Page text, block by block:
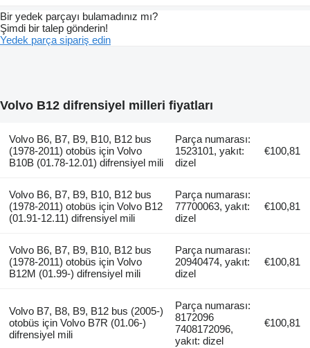
Bir yedek parçayı bulamadınız mı?
Şimdi bir talep gönderin!
Yedek parça sipariş edin
Volvo B12 difrensiyel milleri fiyatları
Volvo B6, B7, B9, B10, B12 bus
(1978-2011) otobüs için Volvo
B10B (01.78-12.01) difrensiyel mili
Parça numarası:
1523101, yakıt:
dizel
€100,81
Volvo B6, B7, B9, B10, B12 bus
(1978-2011) otobüs için Volvo B12
(01.91-12.11) difrensiyel mili
Parça numarası:
77700063, yakıt:
dizel
€100,81
Volvo B6, B7, B9, B10, B12 bus
(1978-2011) otobüs için Volvo
B12M (01.99-) difrensiyel mili
Parça numarası:
20940474, yakıt:
dizel
€100,81
Volvo B7, B8, B9, B12 bus (2005-)
otobüs için Volvo B7R (01.06-)
difrensiyel mili
Parça numarası:
8172096
7408172096,
yakıt: dizel
€100,81